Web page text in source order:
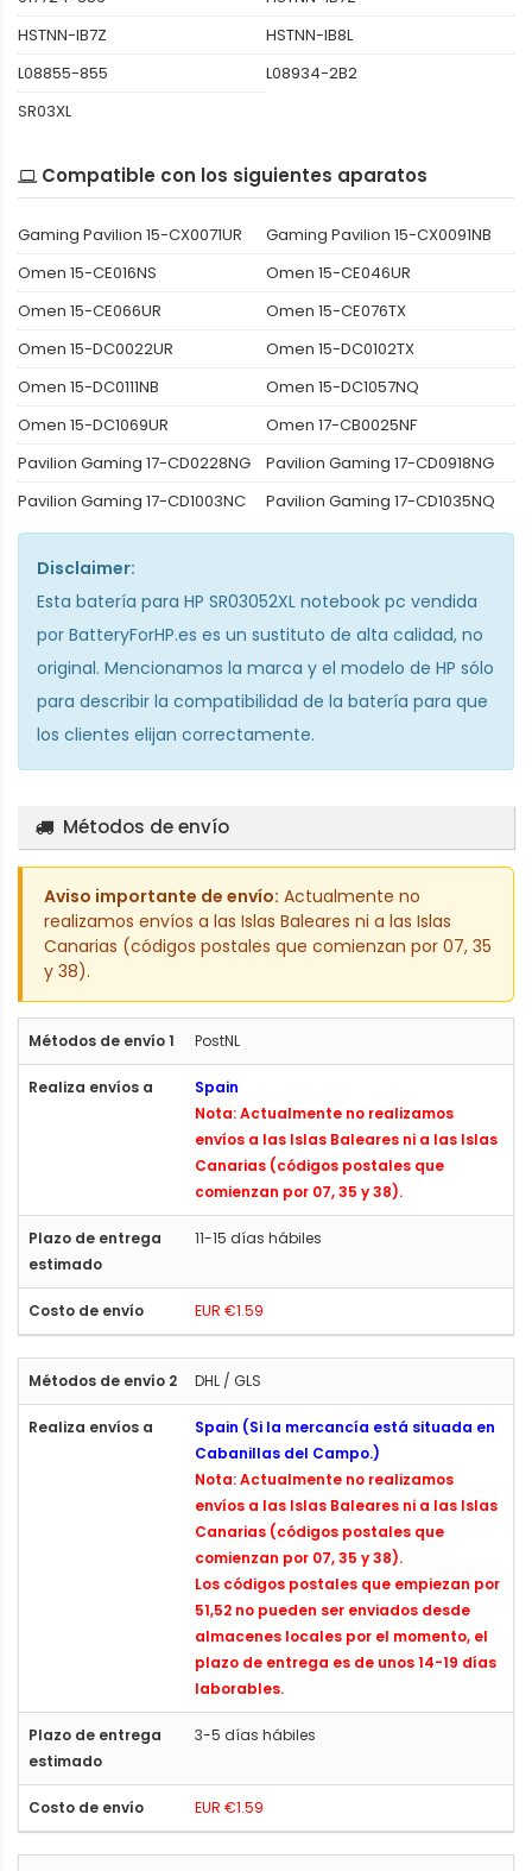
HSTNN-IB7Z
HSTNN-IB8L
L08855-855
L08934-2B2
SR03XL
Compatible con los siguientes aparatos
Gaming Pavilion 15-CX0071UR
Gaming Pavilion 15-CX0091NB
Omen 15-CE016NS
Omen 15-CE046UR
Omen 15-CE066UR
Omen 15-CE076TX
Omen 15-DC0022UR
Omen 15-DC0102TX
Omen 15-DC0111NB
Omen 15-DC1057NQ
Omen 15-DC1069UR
Omen 17-CB0025NF
Pavilion Gaming 17-CD0228NG
Pavilion Gaming 17-CD0918NG
Pavilion Gaming 17-CD1003NC
Pavilion Gaming 17-CD1035NQ
Disclaimer:
Esta batería para HP SR03052XL notebook pc vendida
por BatteryForHP.es es un sustituto de alta calidad, no
original. Mencionamos la marca y el modelo de HP sólo
para describir la compatibilidad de la batería para que
los clientes elijan correctamente.
Métodos de envío
Aviso importante de envío: Actualmente no
realizamos envíos a las Islas Baleares ni a las Islas
Canarias (códigos postales que comienzan por 07, 35
y 38).
PostNL
Spain
Nota: Actualmente no realizamos
envíos a las Islas Baleares ni a las Islas
Canarias (códigos postales que
comienzan por 07, 35 y 38).
11-15 días hábiles
EUR €1.59
DHL / GLS
Spain (Si la mercancía está situada en
Cabanillas del Campo.)
Nota: Actualmente no realizamos
envíos a las Islas Baleares ni a las Islas
Canarias (códigos postales que
comienzan por 07, 35 y 38).
Los códigos postales que empiezan por
51,52 no pueden ser enviados desde
almacenes locales por el momento, el
plazo de entrega es de unos 14-19 días
laborables.
3-5 días hábiles
EUR €1.59